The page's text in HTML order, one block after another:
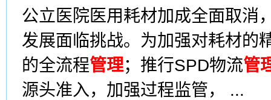
公立医院医用耗材加成全面取消
发展面临挑战。为加强对耗材的
的全流程管理；推行SPD物流管
源头准入，加强过程监管， ...